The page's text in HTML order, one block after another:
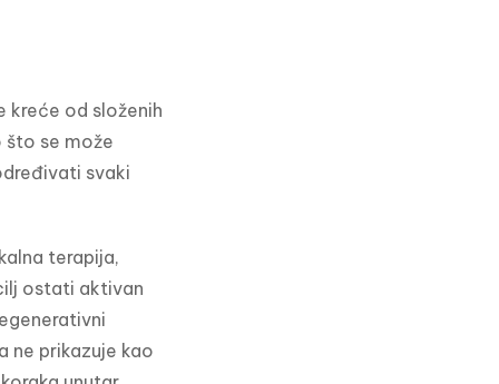
kreće od složenih
što se može
svaki
terapija,
ostati aktivan
ne prikazuje kao